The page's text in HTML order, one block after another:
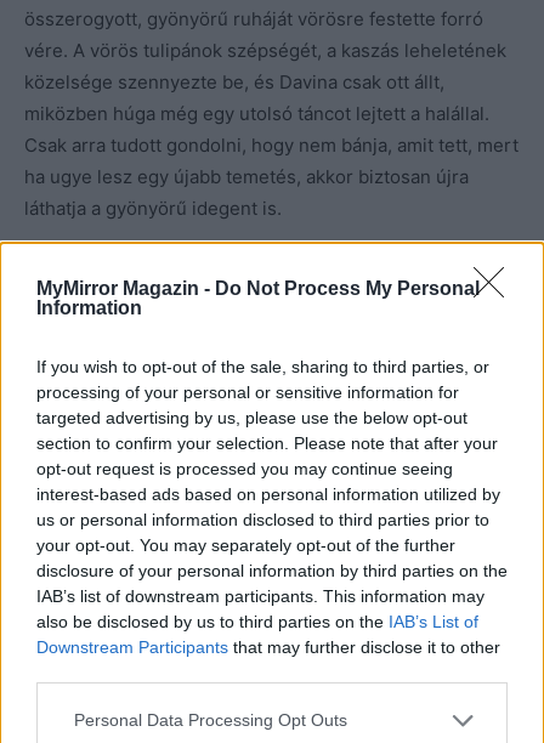
MyMirror Magazin - Do Not Process My Personal
Information
If you wish to opt-out of the sale, sharing to third parties, or
processing of your personal or sensitive information for
targeted advertising by us, please use the below opt-out
section to confirm your selection. Please note that after your
opt-out request is processed you may continue seeing
interest-based ads based on personal information utilized by
us or personal information disclosed to third parties prior to
your opt-out. You may separately opt-out of the further
disclosure of your personal information by third parties on the
IAB’s list of downstream participants. This information may
also be disclosed by us to third parties on the IAB’s List of
Downstream Participants that may further disclose it to other
Personal Data Processing Opt Outs
összerogyott, gyönyörű ruháját vörösre festette forró
vére. A vörös tulipánok szépségét, a kaszás leheletének
közelsége szennyezte be, és Davina csak ott állt,
miközben húga még egy utolsó táncot lejtett a halállal.
Csak arra tudott gondolni, hogy nem bánja, amit tett, mert
ha ugye lesz egy újabb temetés, akkor biztosan újra
láthatja a gyönyörű idegent is.
teteme mellett. Mint egy életveszélyes, gyönyörű
rendőrök egyre hangosodó szirénája törte meg. Davina
pedig csak állt ott, teljesen lemerevedve és egyáltalán
eszébe sem jutott, hogy azon a temetésen ő már biztosan
nem vehet részt. Ki tudja, látja-e még valaha a jóképű
idegent, vagy hogy létezett e egyáltalán, és nem csak
álmodta azokat a csillogó kék szemeket.
CÍMKÉK közönségdíj Novella Örökség
pályázat
tűsarkú